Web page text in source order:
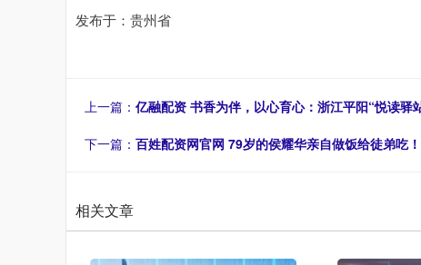
发布于：贵州省
上一篇： 亿融配资 书香为伴，以心育心：浙江平阳“悦读驿
下一篇： 百姓配资网官网 79岁的侯耀华亲自做饭给徒弟吃
相关文章